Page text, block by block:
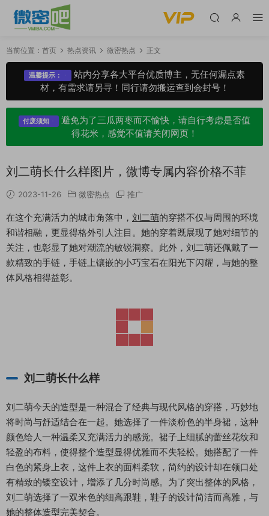
当前位置： 首页 热点资讯 微密热点 正文
温馨提示：
站内分享各大平台优质博主，无任何漏点素
材，有需求请另寻！同行请勿搬运查到会封号！
付废须知
避免为了三瓜两枣而不愉快，请自行考虑是否值
得花米，感觉不值请关闭网页！
刘二萌长什么样图片，微博专属内容价格不菲
2023-11-26 微密热点 推广
在这个充满活力的城市角落中， 刘二萌的穿搭不仅与周围的环境
和谐相融，更显得格外引人注目。她的穿着既展现了她对细节的
关注，也彰显了她对潮流的敏锐洞察。此外，刘二萌还佩戴了一
款精致的手链，手链上镶嵌的小巧宝石在阳光下闪耀，与她的整
体风格相得益彰。
刘二萌长什么样
刘二萌今天的造型是一种混合了经典与现代风格的穿搭，巧妙地
将时尚与舒适结合在一起。她选择了一件淡粉色的半身裙，这种
颜色给人一种温柔又充满活力的感觉。裙子上细腻的蕾丝花纹和
轻盈的布料，使得整个造型显得优雅而不失轻松。她搭配了一件
白色的紧身上衣，这件上衣的面料柔软，简约的设计却在领口处
有精致的镂空设计，增添了几分时尚感。为了突出整体的风格，
刘二萌选择了一双米色的细高跟鞋，鞋子的设计简洁而高雅，与
她的整体造型完美契合。